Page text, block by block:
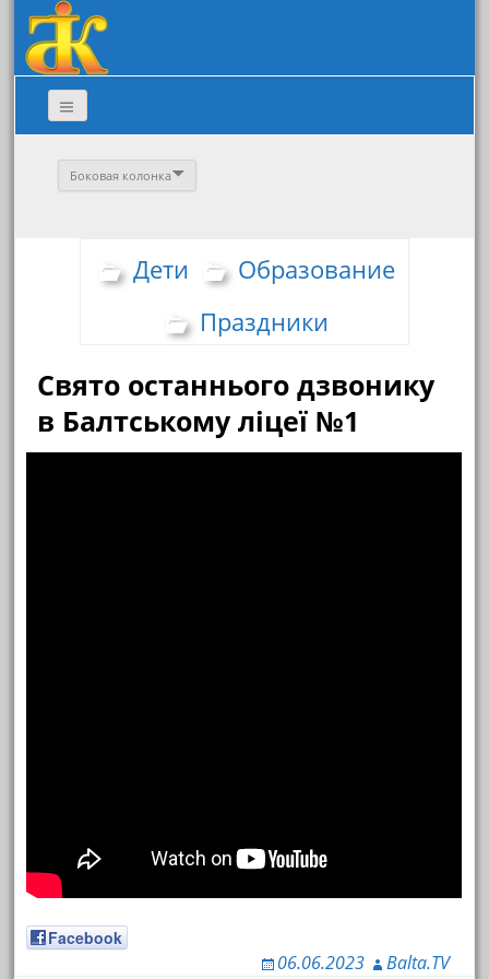
Боковая колонка
Дети
Образование
Праздники
Свято останнього дзвонику
в Балтському ліцеї №1
Facebook
06.06.2023 Balta.TV